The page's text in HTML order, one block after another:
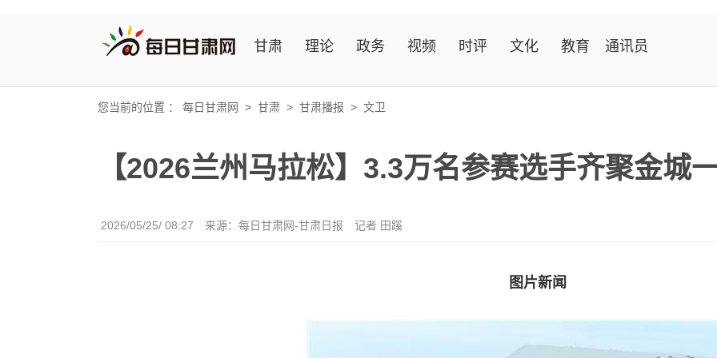
甘肃 理论 政务 视频 时评 文化 教育 通讯员
您当前的位置 ： 每日甘肃网 > 甘肃 > 甘肃播报 > 文卫
【2026兰州马拉松】3.3万名参赛选手齐聚金城
2026/05/25/ 08:27 来源：每日甘肃网-甘肃日报 记者 田蹊
图片新闻